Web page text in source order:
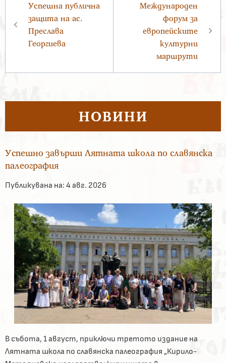
Успешна публична
защита на ас.
Преслава
Георгиева
Международен
форум за
европейските
културни
маршрути
НОВИНИ
Успешно завърши Лятната школа по славянска
палеография
Публикувана на: 4 авг. 2026
В събота, 1 август, приключи третото издание на
Лятната школа по славянска палеография „Кирило-